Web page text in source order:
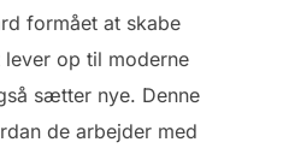
formået at skabe
op til moderne
sætter nye. Denne
de arbejder med